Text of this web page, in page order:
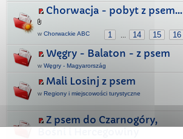
Chorwacja - pobyt z psem...
1 ... 14 15 16
w Chorwackie ABC
Węgry - Balaton - z psem
w Węgry - Magyarország
Mali Losinj z psem
w Regiony i miejscowości turystyczne
Z psem do Czarnogóry,